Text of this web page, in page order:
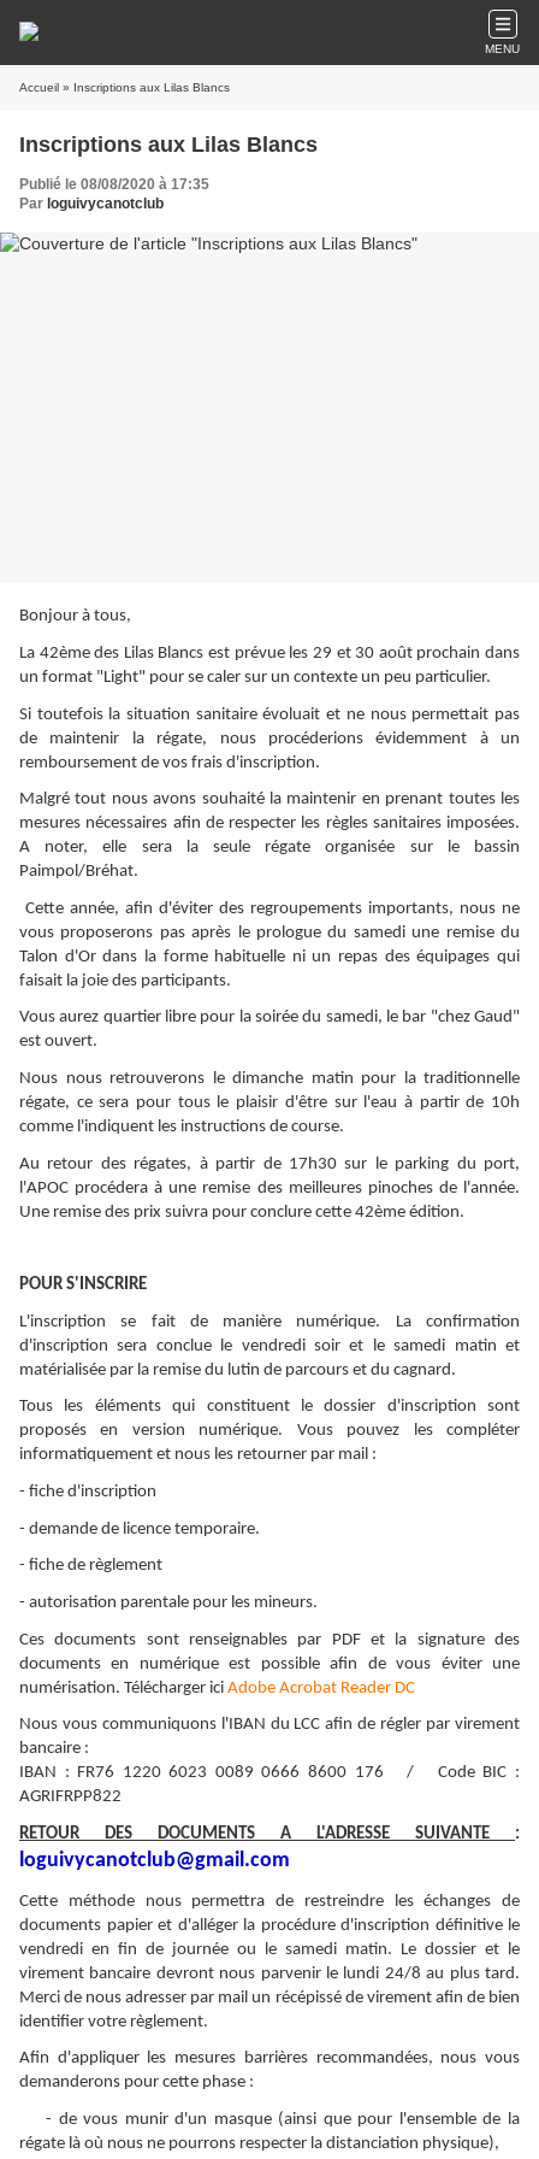
MENU
Accueil » Inscriptions aux Lilas Blancs
Inscriptions aux Lilas Blancs
Publié le 08/08/2020 à 17:35
Par loguivycanotclub
Bonjour à tous,
La 42ème des Lilas Blancs est prévue les 29 et 30 août prochain dans
un format "Light" pour se caler sur un contexte un peu particulier.
Si toutefois la situation sanitaire évoluait et ne nous permettait pas
de maintenir la régate, nous procéderions évidemment à un
remboursement de vos frais d'inscription.
Malgré tout nous avons souhaité la maintenir en prenant toutes les
mesures nécessaires afin de respecter les règles sanitaires imposées.
A noter, elle sera la seule régate organisée sur le bassin
Paimpol/Bréhat.
Cette année, afin d'éviter des regroupements importants, nous ne
vous proposerons pas après le prologue du samedi une remise du
Talon d'Or dans la forme habituelle ni un repas des équipages qui
faisait la joie des participants.
Vous aurez quartier libre pour la soirée du samedi, le bar "chez Gaud"
est ouvert.
Nous nous retrouverons le dimanche matin pour la traditionnelle
régate, ce sera pour tous le plaisir d'être sur l'eau à partir de 10h
comme l'indiquent les instructions de course.
Au retour des régates, à partir de 17h30 sur le parking du port,
l'APOC procédera à une remise des meilleures pinoches de l'année.
Une remise des prix suivra pour conclure cette 42ème édition.
POUR S'INSCRIRE
L'inscription se fait de manière numérique. La confirmation
d'inscription sera conclue le vendredi soir et le samedi matin et
matérialisée par la remise du lutin de parcours et du cagnard.
Tous les éléments qui constituent le dossier d'inscription sont
proposés en version numérique. Vous pouvez les compléter
informatiquement et nous les retourner par mail :
- fiche d'inscription
- demande de licence temporaire.
- fiche de règlement
- autorisation parentale pour les mineurs.
Ces documents sont renseignables par PDF et la signature des
documents en numérique est possible afin de vous éviter une
numérisation. Télécharger ici Adobe Acrobat Reader DC
Nous vous communiquons l'IBAN du LCC afin de régler par virement
bancaire :
IBAN : FR76 1220 6023 0089 0666 8600 176 / Code BIC :
AGRIFRPP822
RETOUR DES DOCUMENTS A L'ADRESSE SUIVANTE :
loguivycanotclub@gmail.com
Cette méthode nous permettra de restreindre les échanges de
documents papier et d'alléger la procédure d'inscription définitive le
vendredi en fin de journée ou le samedi matin. Le dossier et le
virement bancaire devront nous parvenir le lundi 24/8 au plus tard.
Merci de nous adresser par mail un récépissé de virement afin de bien
identifier votre règlement.
Afin d'appliquer les mesures barrières recommandées, nous vous
demanderons pour cette phase :
- de vous munir d'un masque (ainsi que pour l'ensemble de la
régate là où nous ne pourrons respecter la distanciation physique),